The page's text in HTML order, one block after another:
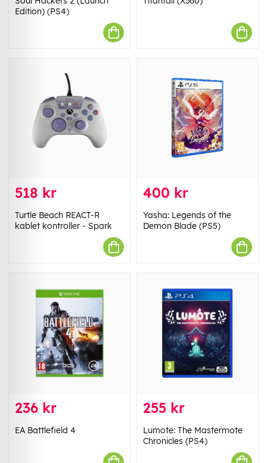
Edition) (PS4)
518 kr
Turtle Beach REACT-R
kablet kontroller - Spark
400 kr
Yasha: Legends of the
Demon Blade (PS5)
236 kr
EA Battlefield 4
255 kr
Lumote: The Mastermote
Chronicles (PS4)